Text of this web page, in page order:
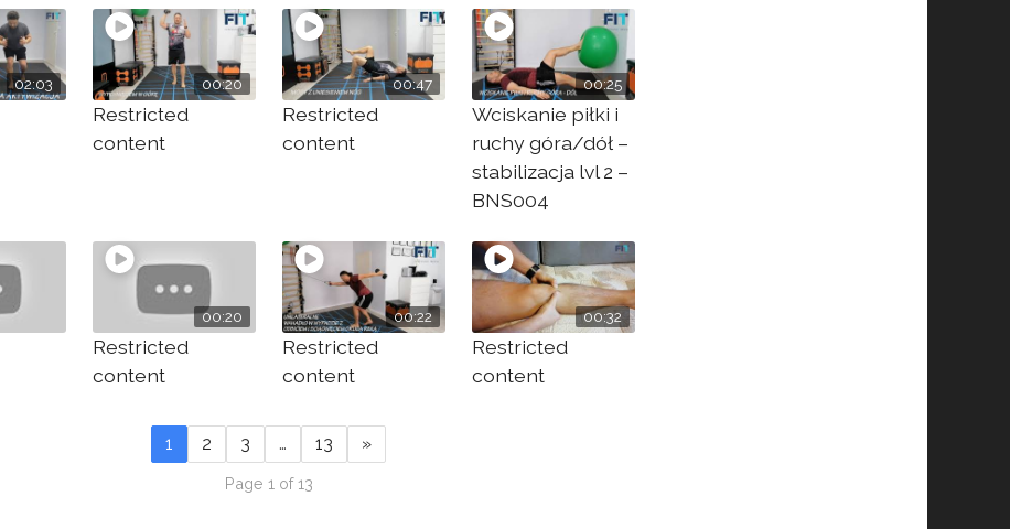
02:03 00:20
Restricted
content
00:47
Restricted
content
00:25
Wciskanie piłki i
ruchy góra/dół –
stabilizacja lvl 2 –
BNS004
00:20
Restricted
content
00:22
Restricted
content
00:32
Restricted
content
1 2 3 … 13 »
Page 1 of 13